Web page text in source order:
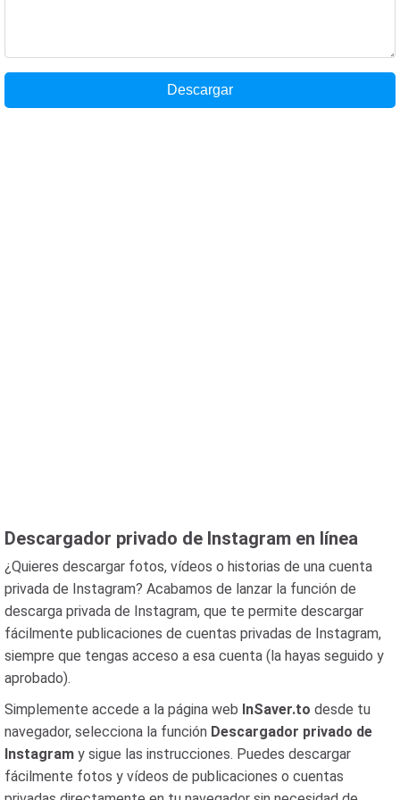
Descargar
Descargador privado de Instagram en línea
¿Quieres descargar fotos, vídeos o historias de una cuenta
privada de Instagram? Acabamos de lanzar la función de
descarga privada de Instagram, que te permite descargar
fácilmente publicaciones de cuentas privadas de Instagram,
siempre que tengas acceso a esa cuenta (la hayas seguido y
aprobado).
Simplemente accede a la página web InSaver.to desde tu
navegador, selecciona la función Descargador privado de
Instagram y sigue las instrucciones. Puedes descargar
fácilmente fotos y vídeos de publicaciones o cuentas